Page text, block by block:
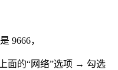
9666，
面的“网络”选项 → 勾选